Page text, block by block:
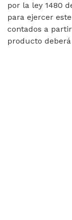
por la ley 1480
para ejercer
contados a
producto